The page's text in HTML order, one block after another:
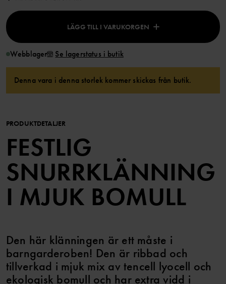
LÄGG TILL I VARUKORGEN
Webblager Se lagerstatus i butik
Denna vara i denna storlek kommer skickas från butik.
PRODUKTDETALJER
FESTLIG
SNURRKLÄNNING
I MJUK BOMULL
Den här klänningen är ett måste i
barngarderoben! Den är ribbad och
tillverkad i mjuk mix av tencell lyocell och
ekologisk bomull och har extra vidd i